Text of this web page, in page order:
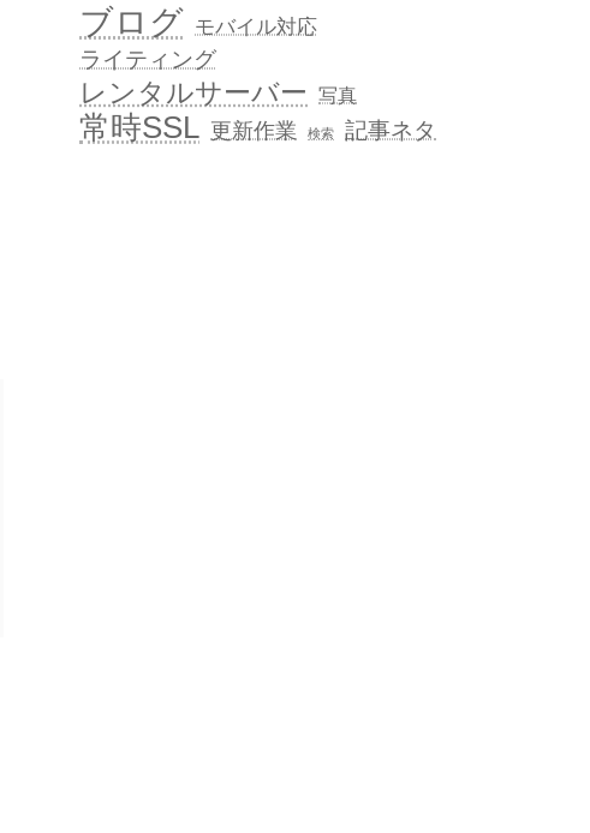
ブログ モバイル対応
ライティング
レンタルサーバー 写真
常時SSL 更新作業 検索 記事ネタ